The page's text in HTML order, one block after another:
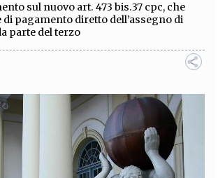
sul nuovo art. 473 bis.37 cpc, che
di pagamento diretto dell’assegno di
parte del terzo